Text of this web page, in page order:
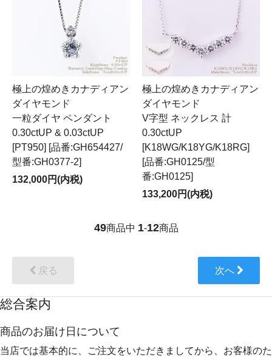
極上の煌めきカナディアン
ダイヤモンド
一粒ダイヤ ペンダント
0.30ctUP & 0.03ctUP
[PT950] [品番:GH654427/
型番:GH0377-2]
132,000円(内税)
極上の煌めきカナディアン
ダイヤモンド
V字型 ネックレス 計
0.30ctUP
[K18WG/K18YG/K18RG]
[品番:GH0125/型
番:GH0125]
133,200円(内税)
49商品中 1-12商品
戻る 次へ
総合案内
商品のお届け日について
当店では基本的に、ご注文をいただきましてから、お客様のた